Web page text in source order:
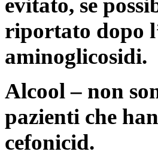
evitato, se
riportato dopo
aminoglicosidi.
Alcool – non
pazienti che
cefonicid.